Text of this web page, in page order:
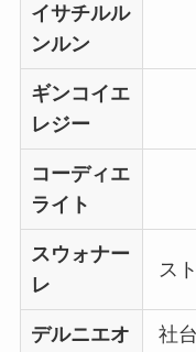
イサチルル
ンルン
ギンコイエ
レジー
コーディエ
ライト
スウォナー
レ
ス
デルニエオ
社